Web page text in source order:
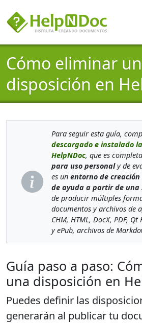
Cómo eliminar
disposición en
Para seguir esta guía,
descargado e instalado
HelpNDoc, que es
para uso personaly de
es un entorno de
de ayuda a partir de una
de producir múltiples
documentos y archivos de
CHM, HTML, DocX, PDF,
y ePub, archivos de
Guía paso a paso:
una disposición en
Puedes definir las
generarán al publicar tu